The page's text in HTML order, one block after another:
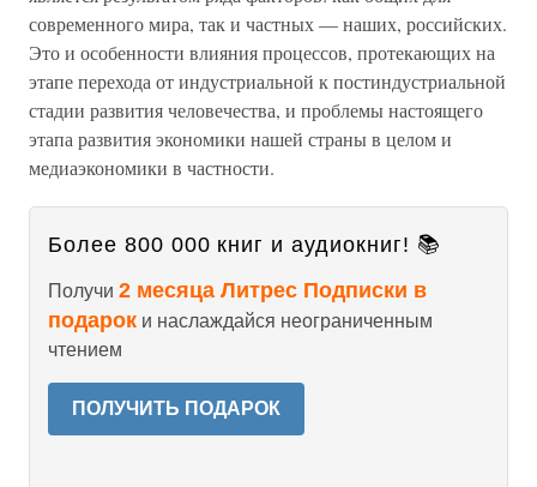
современного мира, так и частных — наших, российских.
Это и особенности влияния процессов, протекающих на
этапе перехода от индустриальной к постиндустриальной
стадии развития человечества, и проблемы настоящего
этапа развития экономики нашей страны в целом и
медиаэкономики в частности.
Более 800 000 книг и аудиокниг! 📚
Получи 2 месяца Литрес Подписки в
подарок и наслаждайся неограниченным
чтением
ПОЛУЧИТЬ ПОДАРОК